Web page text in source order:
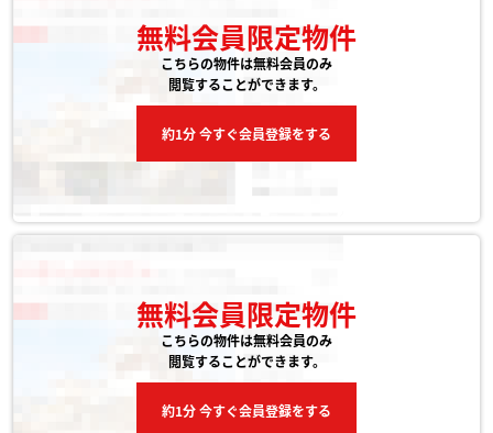
無料会員限定物件
こちらの物件は無料会員のみ
閲覧することができます。
約1分 今すぐ会員登録をする
無料会員限定物件
こちらの物件は無料会員のみ
閲覧することができます。
約1分 今すぐ会員登録をする